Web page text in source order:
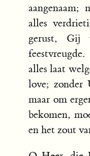
alles
gerust, Gij
alles laat
love; zonder
maar om
bekomen,
en het zout